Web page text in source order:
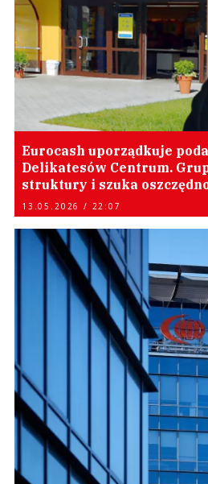
Eurocash uporządkuje
Delikatesów Centrum.
struktury i szuka
13.05.2026 / 22:07